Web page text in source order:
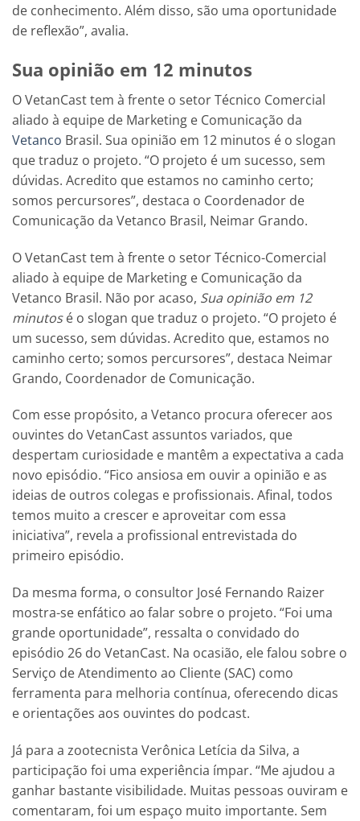
de conhecimento. Além disso, são uma oportunidade
de reflexão”, avalia.
Sua opinião em 12 minutos
O VetanCast tem à frente o setor Técnico Comercial
aliado à equipe de Marketing e Comunicação da
Vetanco Brasil. Sua opinião em 12 minutos é o slogan
que traduz o projeto. “O projeto é um sucesso, sem
dúvidas. Acredito que estamos no caminho certo;
somos percursores”, destaca o Coordenador de
Comunicação da Vetanco Brasil, Neimar Grando.
O VetanCast tem à frente o setor Técnico-Comercial
aliado à equipe de Marketing e Comunicação da
Vetanco Brasil. Não por acaso, Sua opinião em 12
minutosé o slogan que traduz o projeto. “O projeto é
um sucesso, sem dúvidas. Acredito que, estamos no
caminho certo; somos percursores”, destaca Neimar
Grando, Coordenador de Comunicação.
Com esse propósito, a Vetanco procura oferecer aos
ouvintes do VetanCast assuntos variados, que
despertam curiosidade e mantêm a expectativa a cada
novo episódio. “Fico ansiosa em ouvir a opinião e as
ideias de outros colegas e profissionais. Afinal, todos
temos muito a crescer e aproveitar com essa
iniciativa”, revela a profissional entrevistada do
primeiro episódio.
Da mesma forma, o consultor José Fernando Raizer
mostra-se enfático ao falar sobre o projeto. “Foi uma
grande oportunidade”, ressalta o convidado do
episódio 26 do VetanCast. Na ocasião, ele falou sobre o
Serviço de Atendimento ao Cliente (SAC) como
ferramenta para melhoria contínua, oferecendo dicas
e orientações aos ouvintes do podcast.
Já para a zootecnista Verônica Letícia da Silva, a
participação foi uma experiência ímpar. “Me ajudou a
ganhar bastante visibilidade. Muitas pessoas ouviram e
comentaram, foi um espaço muito importante. Sem